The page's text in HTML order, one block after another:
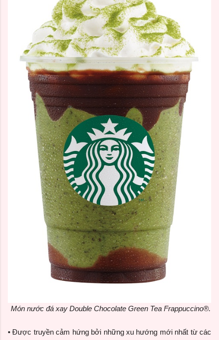
Món nước đá xay Double Chocolate Green Tea Frappuccino®.
• Được truyền cảm hứng bởi những xu hướng mới nhất từ các